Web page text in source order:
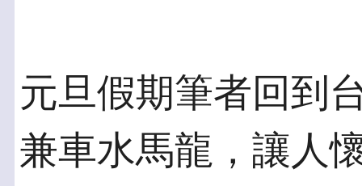
元旦假期筆者回到
兼車水馬龍，讓人